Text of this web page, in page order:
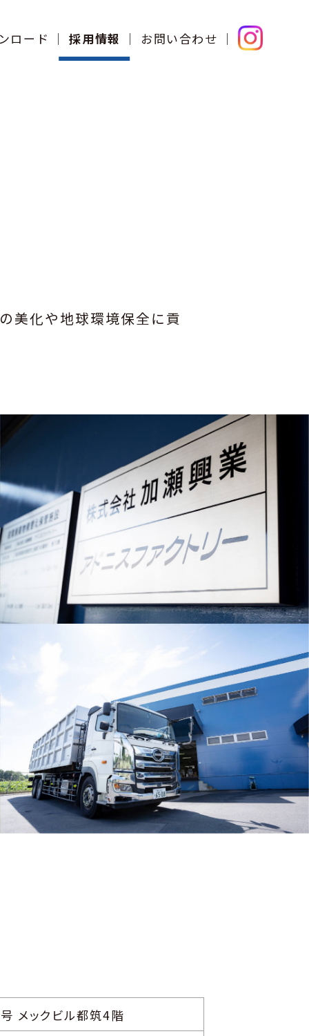
ロード 採用情報 お問い合わせ
美化や地球環境保全に貢
メックビル都筑4階